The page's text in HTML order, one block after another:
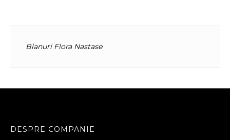
Blanuri Flora Nastase
DESPRE COMPANIE